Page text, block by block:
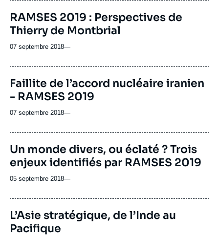
RAMSES 2019 : Perspectives de
Thierry de Montbrial
07 septembre 2018—
Faillite de l’accord nucléaire iranien
- RAMSES 2019
07 septembre 2018—
Un monde divers, ou éclaté ? Trois
enjeux identifiés par RAMSES 2019
05 septembre 2018—
Image
de
couverture
L’Asie stratégique, de l’Inde au
Pacifique